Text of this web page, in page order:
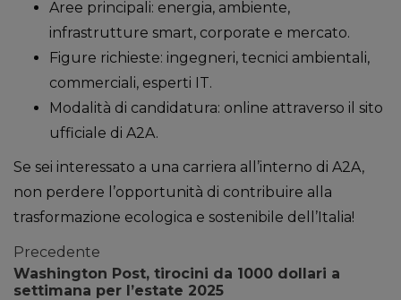
Aree principali: energia, ambiente,
infrastrutture smart, corporate e mercato.
Figure richieste: ingegneri, tecnici ambientali,
commerciali, esperti IT.
Modalità di candidatura: online attraverso il sito
ufficiale di A2A.
Se sei interessato a una carriera all’interno di A2A,
non perdere l’opportunità di contribuire alla
trasformazione ecologica e sostenibile dell’Italia!
Precedente
Washington Post, tirocini da 1000 dollari a
settimana per l’estate 2025